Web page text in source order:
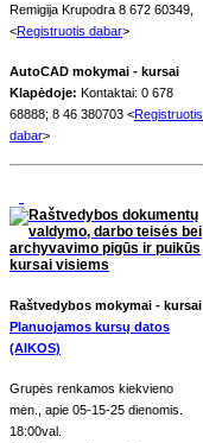
Remigija Krupodra 8 672 60349,
<Registruotis dabar>
AutoCAD mokymai - kursai
Klapėdoje: Kontaktai: 0 678
68888; 8 46 380703 <Registruotis
dabar>
Raštvedybos mokymai - kursai
Planuojamos kursų datos
(AIKOS)
Grupės renkamos kiekvieno
mėn., apie 05-15-25 dienomis.
18:00val.